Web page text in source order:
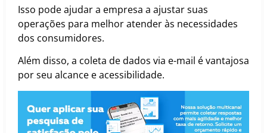
Isso pode ajudar a empresa a ajustar suas
operações para melhor atender às necessidades
dos consumidores.
Além disso, a coleta de dados via e-mail é vantajosa
por seu alcance e acessibilidade.